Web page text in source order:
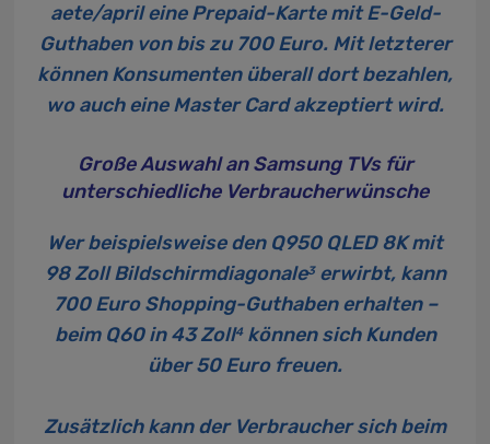
aete/aprileine Prepaid-Karte mit E-Geld-
Guthaben von bis zu 700 Euro. Mit letzterer
können Konsumenten überall dort bezahlen,
wo auch eine Master Card akzeptiert wird.
Große Auswahl an Samsung TVs für
unterschiedliche Verbraucherwünsche
Wer beispielsweise den Q950 QLED 8K mit
98 Zoll Bildschirmdiagonale3erwirbt, kann
700 Euro Shopping-Guthaben erhalten –
beim Q60 in 43 Zoll4können sich Kunden
über 50 Euro freuen.
Zusätzlich kann der Verbraucher sich beim